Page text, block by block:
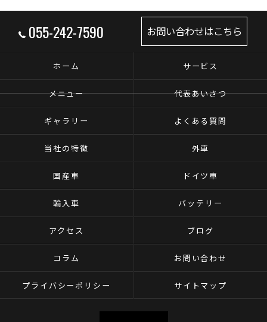
055-242-7590 お問い合わせはこちら
ホーム サービス
メニュー 代表あいさつ
ギャラリー よくある質問
当社の特徴 外車
国産車 ドイツ車
輸入車 バッテリー
アクセス ブログ
コラム お問い合わせ
プライバシーポリシー サイトマップ